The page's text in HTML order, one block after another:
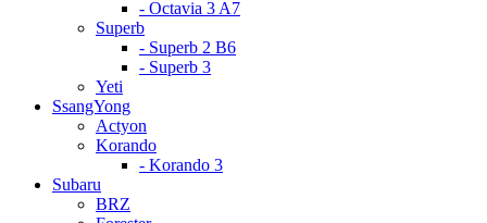
- Octavia 3 A7
Superb
- Superb 2 B6
- Superb 3
Yeti
SsangYong
Actyon
Korando
- Korando 3
Subaru
BRZ